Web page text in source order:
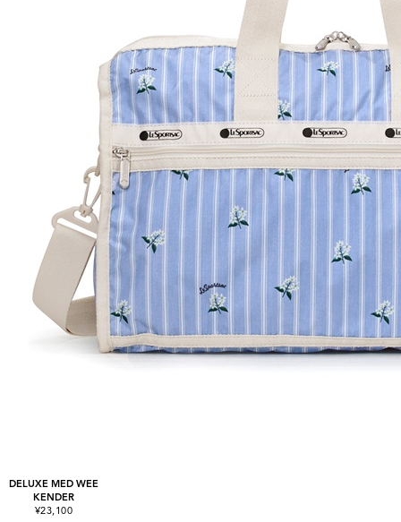
DELUXE MED WEE
KENDER
¥23,100